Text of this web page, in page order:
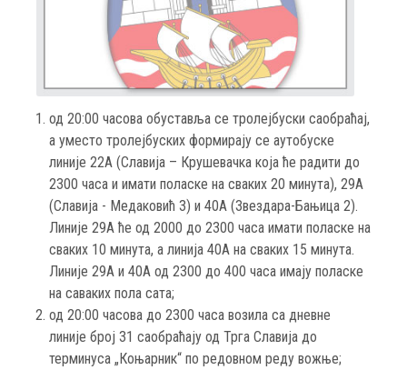
од 20:00 часова обуставља се тролејбуски саобраћај,
а уместо тролејбуских формирају се аутобуске
линије 22А (Славија – Крушевачка која ће радити до
2300 часа и имати поласке на сваких 20 минута), 29А
(Славија - Медаковић 3) и 40А (Звездара-Бањица 2).
Линије 29А ће од 2000 до 2300 часа имати поласке на
сваких 10 минута, а линија 40А на сваких 15 минута.
Линије 29А и 40А од 2300 до 400 часа имају поласке
на саваких пола сата;
од 20:00 часова до 2300 часа возила са дневне
линије број 31 саобраћају од Трга Славија до
терминуса „Коњарник“ по редовном реду вожње;